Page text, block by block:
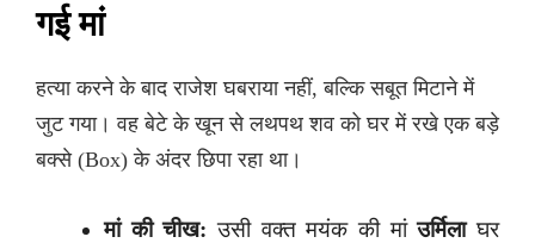
गई मां
हत्या करने के बाद राजेश घबराया नहीं, बल्कि सबूत मिटाने में
जुट गया। वह बेटे के खून से लथपथ शव को घर में रखे एक बड़े
बक्से (Box) के अंदर छिपा रहा था।
मां की चीख: उसी वक्त मयंक की मांउर्मिलाघर